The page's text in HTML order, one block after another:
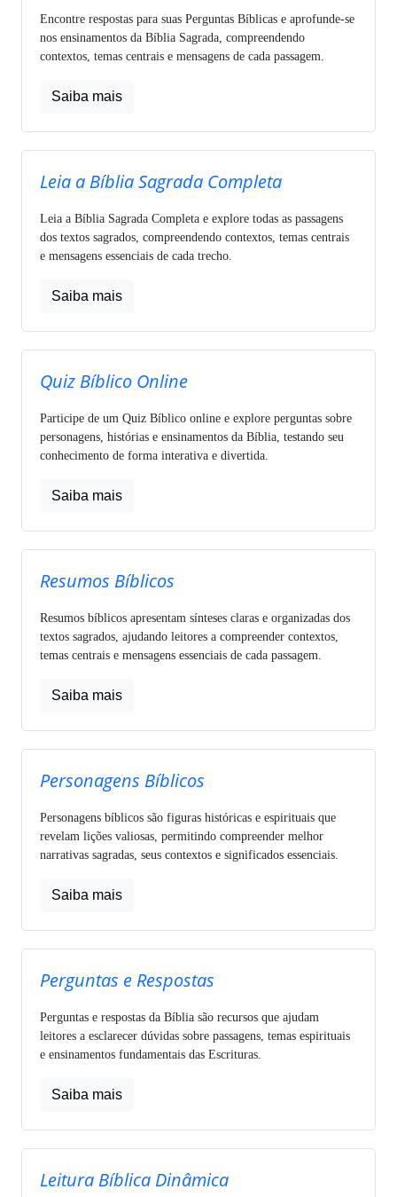
Encontre respostas para suas Perguntas Bíblicas e aprofunde-se
nos ensinamentos da Bíblia Sagrada, compreendendo
contextos, temas centrais e mensagens de cada passagem.
Saiba mais
Leia a Bíblia Sagrada Completa
Leia a Bíblia Sagrada Completa e explore todas as passagens
dos textos sagrados, compreendendo contextos, temas centrais
e mensagens essenciais de cada trecho.
Saiba mais
Quiz Bíblico Online
Participe de um Quiz Bíblico online e explore perguntas sobre
personagens, histórias e ensinamentos da Bíblia, testando seu
conhecimento de forma interativa e divertida.
Saiba mais
Resumos Bíblicos
Resumos bíblicos apresentam sínteses claras e organizadas dos
textos sagrados, ajudando leitores a compreender contextos,
temas centrais e mensagens essenciais de cada passagem.
Saiba mais
Personagens Bíblicos
Personagens bíblicos são figuras históricas e espirituais que
revelam lições valiosas, permitindo compreender melhor
narrativas sagradas, seus contextos e significados essenciais.
Saiba mais
Perguntas e Respostas
Perguntas e respostas da Bíblia são recursos que ajudam
leitores a esclarecer dúvidas sobre passagens, temas espirituais
e ensinamentos fundamentais das Escrituras.
Saiba mais
Leitura Bíblica Dinâmica